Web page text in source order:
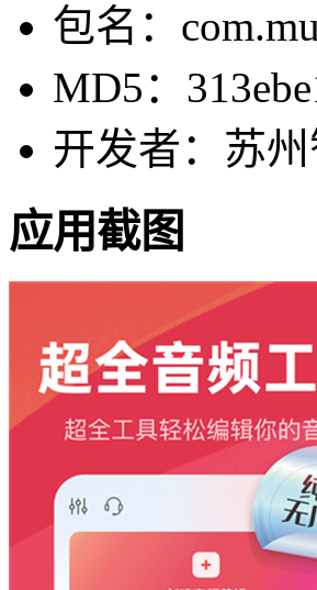
包名：
MD5：
开发者：苏
应用截图